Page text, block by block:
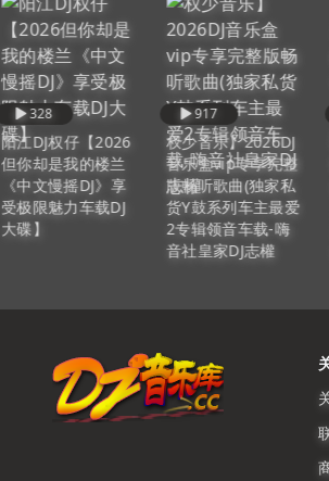
328
阳江DJ权仔【2026
但你却是我的楼兰
《中文慢摇DJ》享
受极限魅力车载DJ
大碟】
917
权少音乐】2026DJ
音乐盒vip专享完整
版畅听歌曲(独家私
货Y鼓系列车主最爱
2专辑领音车载-嗨
音社皇家DJ志權